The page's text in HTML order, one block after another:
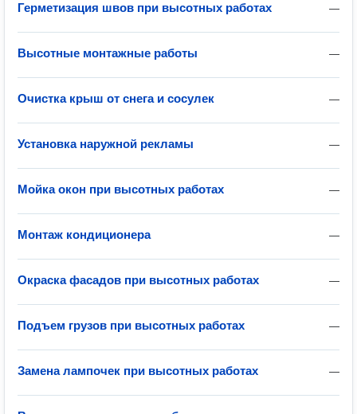
—
Герметизация швов при высотных работах
—
Высотные монтажные работы
—
Очистка крыш от снега и сосулек
—
Установка наружной рекламы
—
Мойка окон при высотных работах
—
Монтаж кондиционера
—
Окраска фасадов при высотных работах
—
Подъем грузов при высотных работах
—
Замена лампочек при высотных работах